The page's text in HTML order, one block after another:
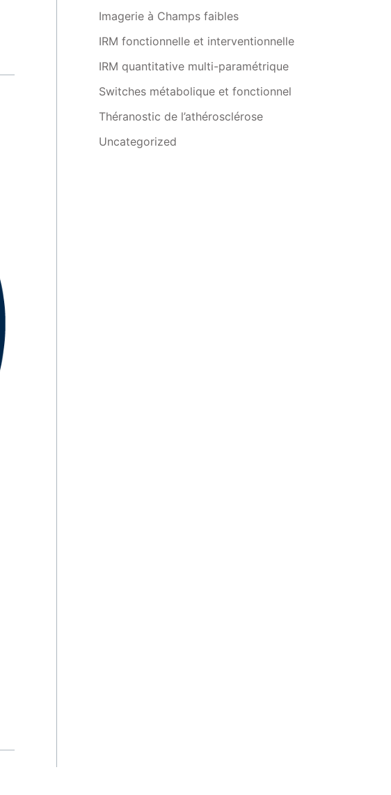
Imagerie à Champs faibles
IRM fonctionnelle et interventionnelle
IRM quantitative multi-paramétrique
Switches métabolique et fonctionnel
Théranostic de l’athérosclérose
Uncategorized